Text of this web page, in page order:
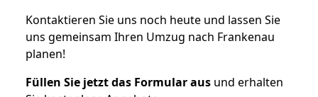
Kontaktieren Sie uns noch heute und lassen Sie
uns gemeinsam Ihren Umzug nach Frankenau
planen!
Füllen Sie jetzt das Formular aus und erhalten